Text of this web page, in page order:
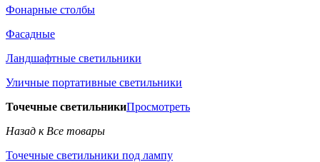
Фонарные столбы
Фасадные
Ландшафтные светильники
Уличные портативные светильники
Точечные светильникиПросмотреть
Назад к Все товары
Точечные светильники под лампу